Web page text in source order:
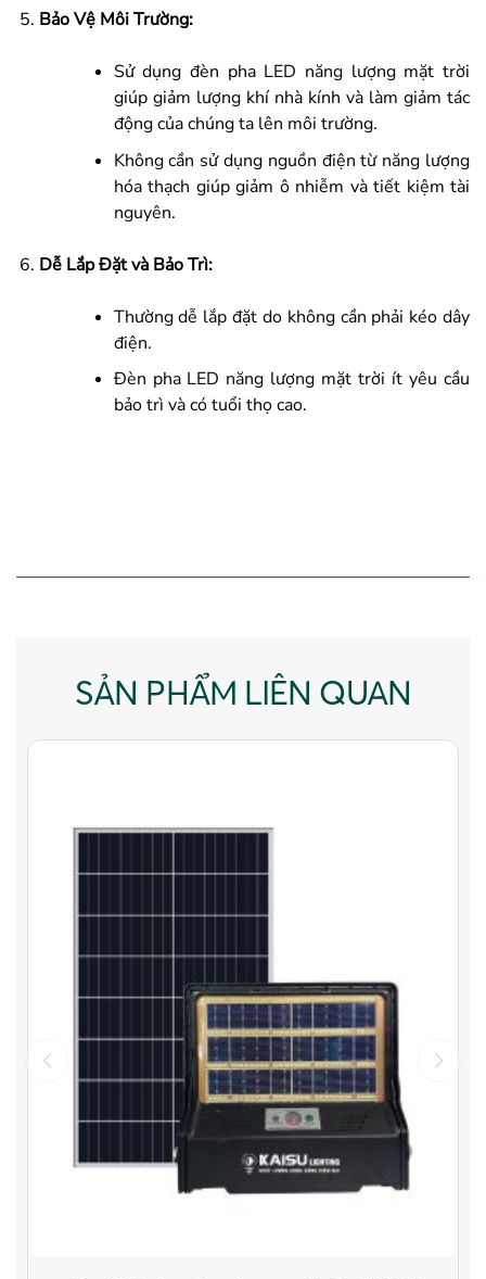
Bảo Vệ Môi Trường:
Sử dụng đèn pha LED năng lượng mặt trời
giúp giảm lượng khí nhà kính và làm giảm tác
động của chúng ta lên môi trường.
Không cần sử dụng nguồn điện từ năng lượng
hóa thạch giúp giảm ô nhiễm và tiết kiệm tài
nguyên.
Dễ Lắp Đặt và Bảo Trì:
Thường dễ lắp đặt do không cần phải kéo dây
điện.
Đèn pha LED năng lượng mặt trời ít yêu cầu
bảo trì và có tuổi thọ cao.
SẢN PHẨM LIÊN QUAN